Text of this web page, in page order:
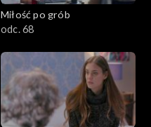
Miłość po grób
odc. 68